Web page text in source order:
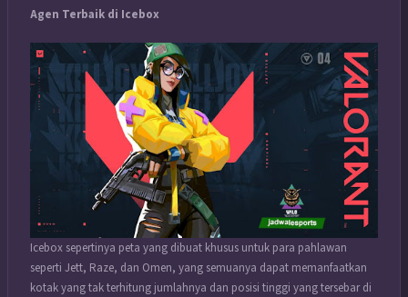
Agen Terbaik di Icebox
Icebox sepertinya peta yang dibuat khusus untuk para pahlawan
seperti Jett, Raze, dan Omen, yang semuanya dapat memanfaatkan
kotak yang tak terhitung jumlahnya dan posisi tinggi yang tersebar di